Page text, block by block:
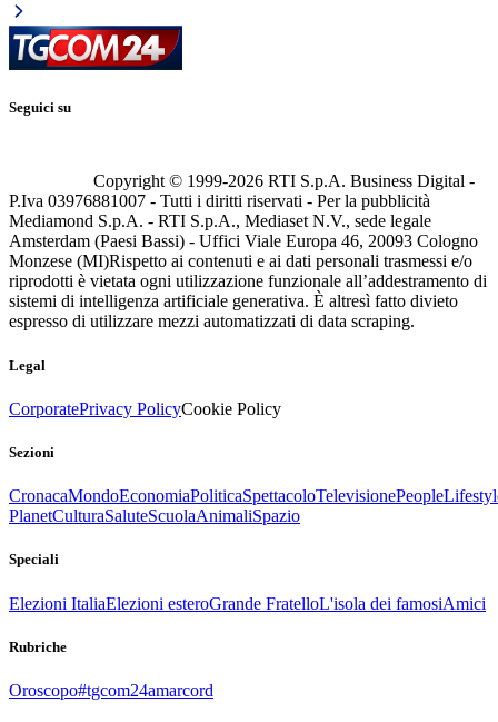
Seguici su
Copyright © 1999-2026 RTI S.p.A. Business Digital -
P.Iva 03976881007 - Tutti i diritti riservati - Per la pubblicità
Mediamond S.p.A. - RTI S.p.A., Mediaset N.V., sede legale
Amsterdam (Paesi Bassi) - Uffici Viale Europa 46, 20093 Cologno
Monzese (MI)Rispetto ai contenuti e ai dati personali trasmessi e/o
riprodotti è vietata ogni utilizzazione funzionale all’addestramento di
sistemi di intelligenza artificiale generativa. È altresì fatto divieto
espresso di utilizzare mezzi automatizzati di data scraping.
Legal
CorporatePrivacy PolicyCookie Policy
Sezioni
CronacaMondoEconomiaPoliticaSpettacoloTelevisionePeople
PlanetCulturaSaluteScuolaAnimaliSpazio
Speciali
Elezioni ItaliaElezioni esteroGrande FratelloL'isola dei famosiAmici
Rubriche
Oroscopo#tgcom24amarcord